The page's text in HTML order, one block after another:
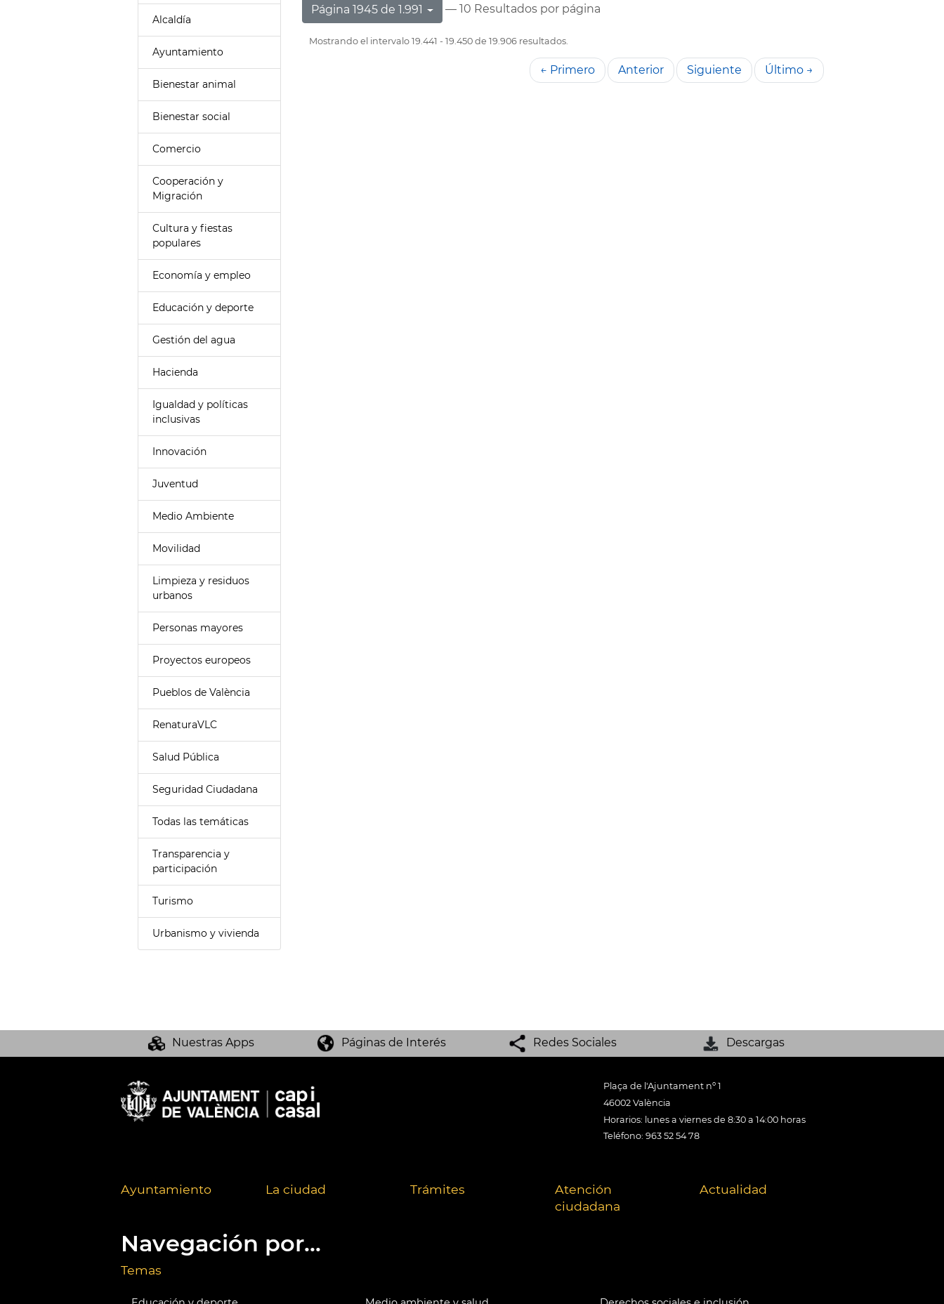
Alcaldía
Ayuntamiento
Bienestar animal
Bienestar social
Comercio
Cooperación y
Migración
Cultura y fiestas
populares
Economía y empleo
Educación y deporte
Gestión del agua
Hacienda
Igualdad y políticas
inclusivas
Innovación
Juventud
Medio Ambiente
Movilidad
Limpieza y residuos
urbanos
Personas mayores
Proyectos europeos
Pueblos de València
RenaturaVLC
Salud Pública
Seguridad Ciudadana
Todas las temáticas
Transparencia y
participación
Turismo
Urbanismo y vivienda
Página 1945 de 1.991 — 10 Resultados por página
Mostrando el intervalo 19.441 - 19.450 de 19.906 resultados.
← Primero Anterior Siguiente Último →
Nuestras Apps Páginas de Interés Redes Sociales Descargas
Plaça de l'Ajuntament nº 1
46002 València
Horarios: lunes a viernes de 8:30 a 14:00 horas
Teléfono: 963 52 54 78
Ayuntamiento La ciudad Trámites
Atención
ciudadana
Actualidad
Navegación por...
Temas